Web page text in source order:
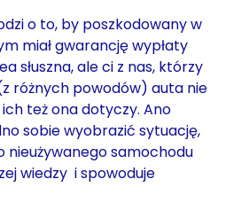
o to, by poszkodowany w
miał gwarancję wypłaty
słuszna, ale ci z nas, którzy
różnych powodów) auta nie
też ona dotyczy. Ano
sobie wyobrazić sytuację,
nieużywanego samochodu
wiedzy i spowoduje